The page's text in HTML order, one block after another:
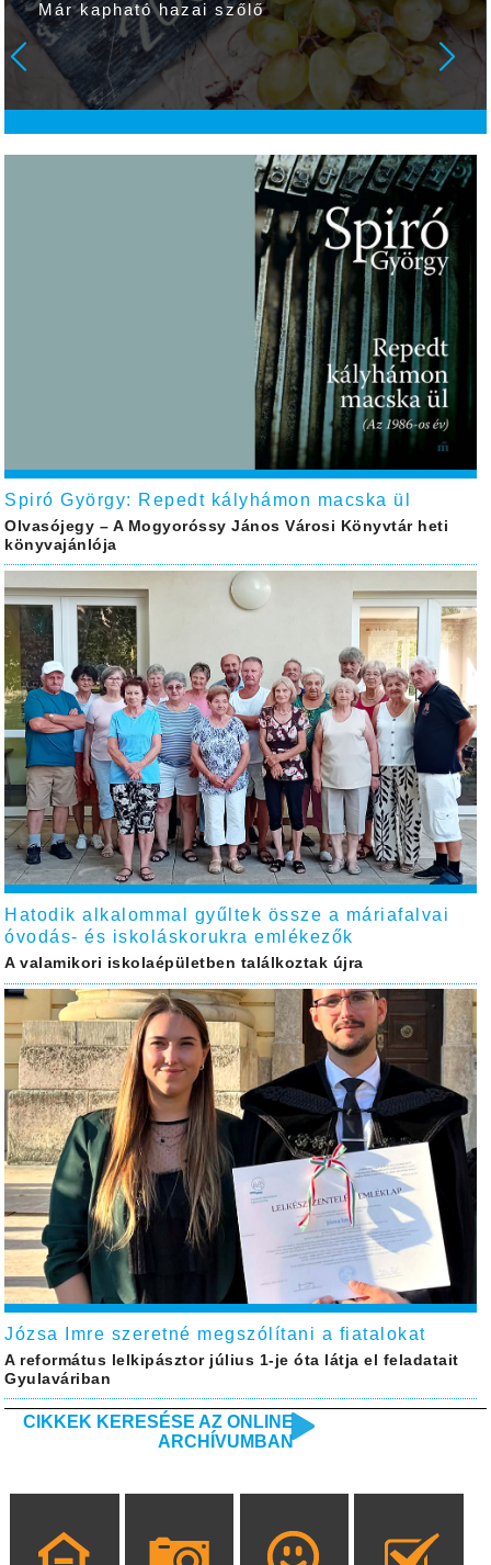
Már kapható hazai szőlő
Spiró György: Repedt kályhámon macska ül
Olvasójegy – A Mogyoróssy János Városi Könyvtár heti
könyvajánlója
Hatodik alkalommal gyűltek össze a máriafalvai
óvodás- és iskoláskorukra emlékezők
A valamikori iskolaépületben találkoztak újra
Józsa Imre szeretné megszólítani a fiatalokat
A református lelkipásztor július 1-je óta látja el feladatait
Gyulaváriban
CIKKEK KERESÉSE AZ ONLINE
ARCHÍVUMBAN